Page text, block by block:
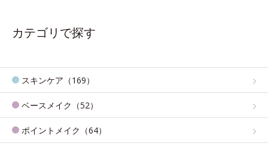
カテゴリで探す
スキンケア（169）
ベースメイク（52）
ポイントメイク（64）